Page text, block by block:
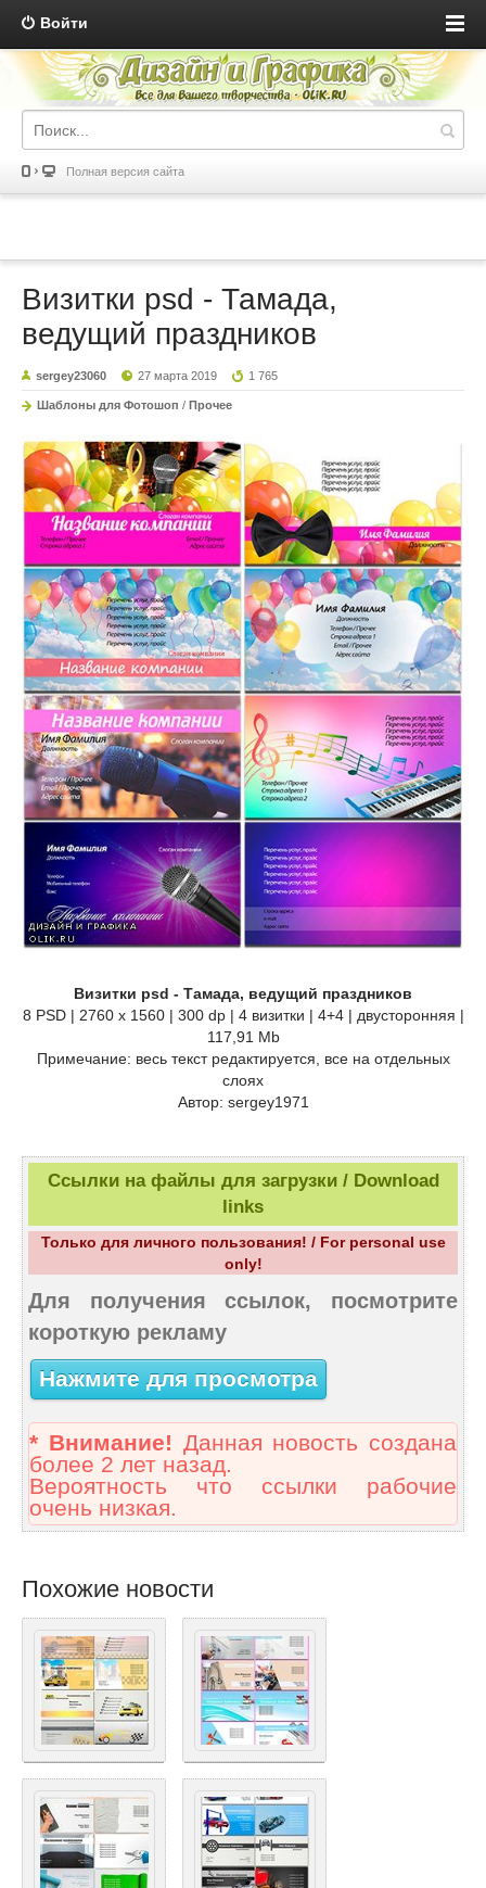
Войти
Полная версия сайта
Визитки psd - Тамада,
ведущий праздников
sergey23060 27 марта 2019 1 765
Шаблоны для Фотошоп / Прочее
Визитки psd - Тамада, ведущий праздников
8 PSD | 2760 x 1560 | 300 dp | 4 визитки | 4+4 | двусторонняя |
117,91 Mb
Примечание: весь текст редактируется, все на отдельных
слоях
Автор: sergey1971
Ссылки на файлы для загрузки / Download
links
Только для личного пользования! / For personal use
only!
Для получения ссылок, посмотрите
короткую рекламу
Нажмите для просмотра
* Внимание! Данная новость создана
более 2 лет назад.
Вероятность что ссылки рабочие
очень низкая.
Похожие новости